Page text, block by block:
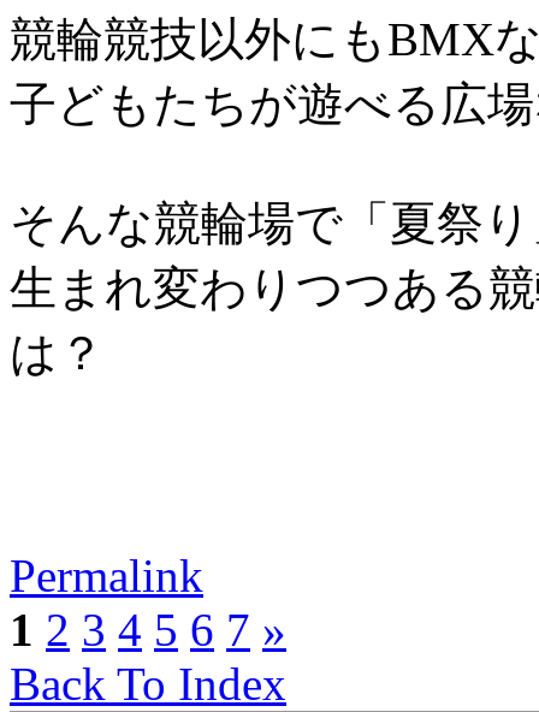
競輪競技以外にもBMX
子どもたちが遊べる広
そんな競輪場で「夏祭
生まれ変わりつつある
は？
Permalink
1 2 3 4 5 6 7 »
Back To Index